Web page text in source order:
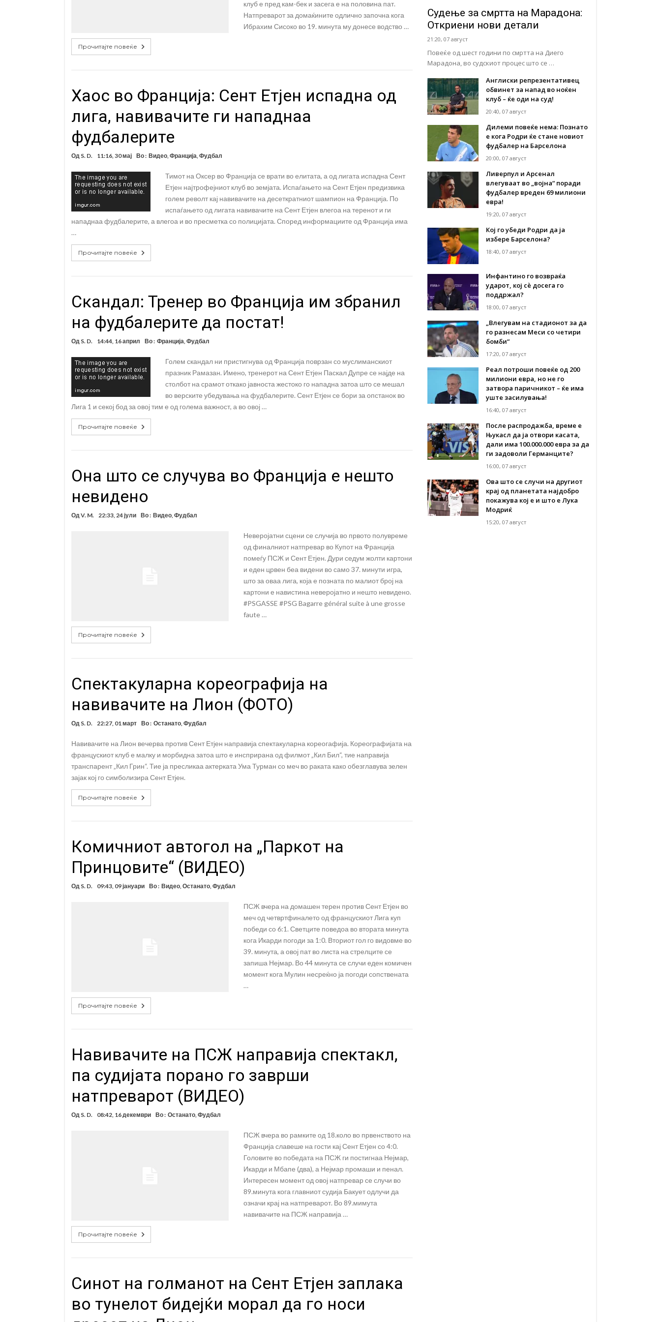
клуб е пред кам-бек и засега е на половина пат.
Натпреварот за домаќините одлично започна кога
Ибрахим Сисоко во 19. минута му донесе водство …
Прочитајте повеќе
Хаос во Франција: Сент Етјен испадна од
лига, навивачите ги нападнаа
фудбалерите
Од S. D. 11:16, 30 мај Во : Видео, Франција Фудбал
Тимот на Оксер во Франција се врати во елитата, а од лигата испадна Сент
Етјен најтрофејниот клуб во земјата. Испаѓањето на Сент Етјен предизвика
голем револт кај навивачите на десеткратниот шампион на Франција. По
испаѓањето од лигата навивачите на Сент Етјен влегоа на теренот и ги
нападнаа фудбалерите, а влегоа и во пресметка со полицијата. Според информациите од Франција има
…
Прочитајте повеќе
Скандал: Тренер во Франција им збранил
на фудбалерите да постат!
Од S. D. 14:44, 16 април Во : Франција Фудбал
Голем скандал ни пристигнува од Франција поврзан со муслиманскиот
празник Рамазан. Имено, тренерот на Сент Етјен Паскал Дупре се најде на
столбот на срамот откако јавноста жестоко го нападна затоа што се мешал
во верските убедувања на фудбалерите. Сент Етјен се бори за опстанок во
Лига 1 и секој бод за овој тим е од голема важност, а во овој …
Прочитајте повеќе
Она што се случува во Франција е нешто
невидено
Од V. M. 22:33, 24 јули Во : Видео, Фудбал
Неверојатни сцени се случија во првото полувреме
од финалниот натпревар во Купот на Франција
помеѓу ПСЖ и Сент Етјен. Дури седум жолти картони
и еден црвен беа видени во само 37. минути игра,
што за оваа лига, која е позната по малиот број на
картони е навистина неверојатно и нешто невидено.
#PSGASSE #PSG Bagarre général suite à une grosse
faute …
Прочитајте повеќе
Спектакуларна кореографија на
навивачите на Лион (ФОТО)
Од S. D. 22:27, 01 март Во : Останато, Фудбал
Навивачите на Лион вечерва против Сент Етјен направија спектакуларна кореогафија. Кореографијата на
францускиот клуб е малку и морбидна затоа што е инсприрана од филмот „Кил Бил“, тие направија
транспарент „Кил Грин“. Тие ја пресликаа актерката Ума Турман со меч во раката како обезглавува зелен
зајак кој го симболизира Сент Етјен.
Прочитајте повеќе
Комичниот автогол на „Паркот на
Принцовите“ (ВИДЕО)
Од S. D. 09:43, 09 јануари Во : Видео, Останато, Фудбал
ПСЖ вчера на домашен терен против Сент Етјен во
меч од четвртфиналето од францускиот Лига куп
победи со 6:1. Светците поведоа во втората минута
кога Икарди погоди за 1:0. Вториот гол го видовме во
39. минута, а овој пат во листа на стрелците се
запиша Нејмар. Во 44 минута се случи еден комичен
момент кога Мулин несреќно ја погоди сопствената
…
Прочитајте повеќе
Навивачите на ПСЖ направија спектакл,
па судијата порано го заврши
натпреварот (ВИДЕО)
Од S. D. 08:42, 16 декември Во : Останато, Фудбал
ПСЖ вчера во рамките од 18.коло во првенството на
Франција славеше на гости кај Сент Етјен со 4:0.
Головите во победата на ПСЖ ги постигнаа Нејмар,
Икарди и Мбапе (два), а Нејмар промаши и пенал.
Интересен момент од овој натпревар се случи во
89.минута кога главниот судија Бакует одлучи да
означи крај на натпреварот. Во 89.мимута
навивачите на ПСЖ направија …
Прочитајте повеќе
Синот на голманот на Сент Етјен заплака
во тунелот бидејќи морал да го носи
Судење за смртта на Марадона:
Откриени нови детали
21:20, 07 август
Повеќе од шест години по смртта на Диего
Марадона, во судскиот процес што се …
Англиски репрезентативец
обвинет за напад во ноќен
клуб – ќе оди на суд!
20:40, 07 август
Дилеми повеќе нема: Познато
е кога Родри ќе стане новиот
фудбалер на Барселона
20:00, 07 август
Ливерпул и Арсенал
влегуваат во „војна“ поради
фудбалер вреден 69 милиони
евра!
19:20, 07 август
Кој го убеди Родри да ја
избере Барселона?
18:40, 07 август
Инфантино го возвраќа
ударот, кој сè досега го
поддржал?
18:00, 07 август
„Влегувам на стадионот за да
го разнесам Меси со четири
бомби“
17:20, 07 август
Реал потроши повеќе од 200
милиони евра, но не го
затвора паричникот – ќе има
уште засилувања!
16:40, 07 август
После распродажба, време е
Њукасл да ја отвори касата,
дали има 100.000.000 евра за да
ги задоволи Германците?
16:00, 07 август
Ова што се случи на другиот
крај од планетата најдобро
покажува кој е и што е Лука
Модриќ
15:20, 07 август